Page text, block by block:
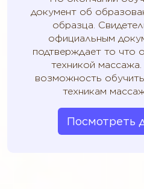
документ об
образца.
официальным
подтверждает то что
техникой
возможность
техникам
Посмотреть